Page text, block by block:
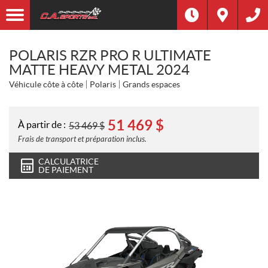
POLARIS RZR PRO R ULTIMATE
MATTE HEAVY METAL 2024
Véhicule côte à côte Polaris Grands espaces
À partir de : 53 469$ 51 469 $
Frais de transport et préparation inclus.
CALCULATRICE
DE PAIEMENT